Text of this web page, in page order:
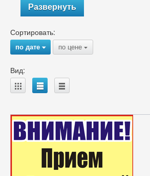
Развернуть
Сортировать:
по дате{ по цене {
Вид:
A B C